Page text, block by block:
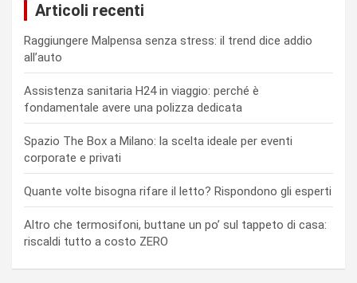
Articoli recenti
Raggiungere Malpensa senza stress: il trend dice addio
all’auto
Assistenza sanitaria H24 in viaggio: perché è
fondamentale avere una polizza dedicata
Spazio The Box a Milano: la scelta ideale per eventi
corporate e privati
Quante volte bisogna rifare il letto? Rispondono gli esperti
Altro che termosifoni, buttane un po’ sul tappeto di casa:
riscaldi tutto a costo ZERO